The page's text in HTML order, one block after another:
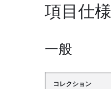
項目仕様
一般
コレクション